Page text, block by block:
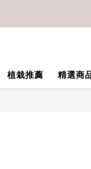
植栽推薦 精選商